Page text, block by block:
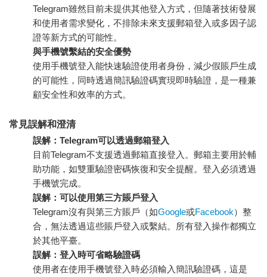
Telegram雖然目前未提供其他登入方式，但隨著技術發展
和使用者需求變化，不排除未來支援郵箱登入或多因子認
證等新方式的可能性。
與手機號繫結的安全優勢
使用手機號登入能快速驗證使用者身份，減少假賬戶生成
的可能性，同時透過簡訊驗證碼實現即時驗證，是一種兼
顧安全性和效率的方式。
常見誤解和澄清
誤解：Telegram可以透過郵箱登入
目前Telegram不支援透過郵箱直接登入。郵箱主要用於輔
助功能，如雙重驗證密碼恢復和安全提醒。登入必須透過
手機號完成。
誤解：可以使用第三方賬戶登入
Telegram沒有與第三方賬戶（如Google或Facebook）整
合，無法透過這些賬戶登入或繫結。所有登入操作都獨立
於其他平臺。
誤解：登入時可省略驗證碼
使用者在使用手機號登入時必須輸入簡訊驗證碼，這是